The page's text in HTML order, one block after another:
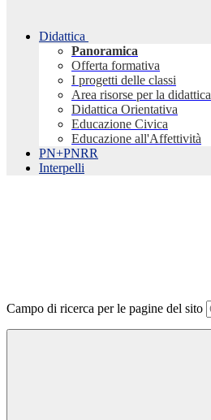
Didattica
Panoramica
Offerta formativa
I progetti delle classi
Area risorse per la didattica
Didattica Orientativa
Educazione Civica
Educazione all'Affettività
PN+PNRR
Interpelli
Campo di ricerca per le pagine del sito